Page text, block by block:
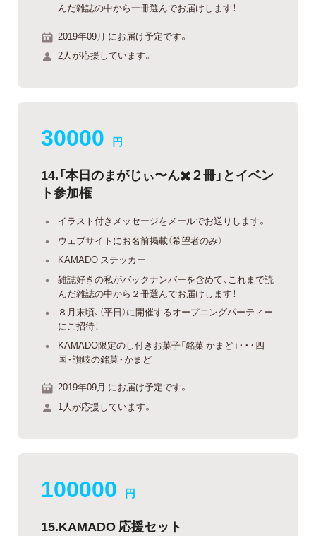
んだ雑誌の中から一冊選んでお届けします！
2019年09月 にお届け予定です。
2人が応援しています。
30000 円
14.「本日のまがじぃ〜ん✖️２冊」とイベン
ト参加権
イラスト付きメッセージをメールでお送りします。
ウェブサイトにお名前掲載（希望者のみ）
KAMADO ステッカー
雑誌好きの私がバックナンバーを含めて、これまで読
んだ雑誌の中から２冊選んでお届けします！
８月末頃、（平日）に開催するオープニングパーティー
にご招待！
KAMADO限定のし付きお菓子「銘菓 かまど」・・・四
国・讃岐の銘菓・かまど
2019年09月 にお届け予定です。
1人が応援しています。
100000 円
15.KAMADO 応援セット